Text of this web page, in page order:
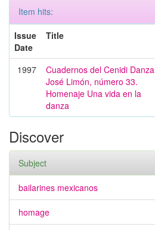
Item hits:
Issue
Date
Title
1997
Cuadernos del Cenidi Danza
José Limón, número 33.
Homenaje Una vida en la
danza
Discover
Subject
bailarines mexicanos
homage